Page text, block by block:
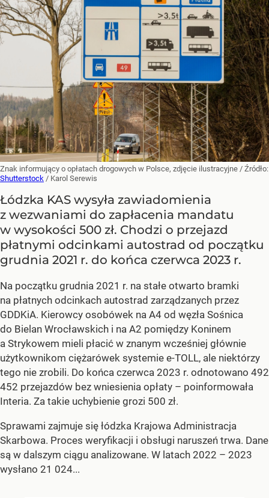
Znak informujący o opłatach drogowych w Polsce, zdjęcie ilustracyjne / Źródło:
Shutterstock / Karol Serewis
Łódzka KAS wysyła zawiadomienia
z wezwaniami do zapłacenia mandatu
w wysokości 500 zł. Chodzi o przejazd
płatnymi odcinkami autostrad od początku
grudnia 2021 r. do końca czerwca 2023 r.
Na początku grudnia 2021 r. na stałe otwarto bramki
na płatnych odcinkach autostrad zarządzanych przez
GDDKiA. Kierowcy osobówek na A4 od węzła Sośnica
do Bielan Wrocławskich i na A2 pomiędzy Koninem
a Strykowem mieli płacić w znanym wcześniej głównie
użytkownikom ciężarówek systemie e-TOLL, ale niektórzy
tego nie zrobili. Do końca czerwca 2023 r. odnotowano 492
452 przejazdów bez wniesienia opłaty – poinformowała
Interia. Za takie uchybienie grozi 500 zł.
Sprawami zajmuje się łódzka Krajowa Administracja
Skarbowa. Proces weryfikacji i obsługi naruszeń trwa. Dane
są w dalszym ciągu analizowane. W latach 2022 – 2023
wysłano 21 024...